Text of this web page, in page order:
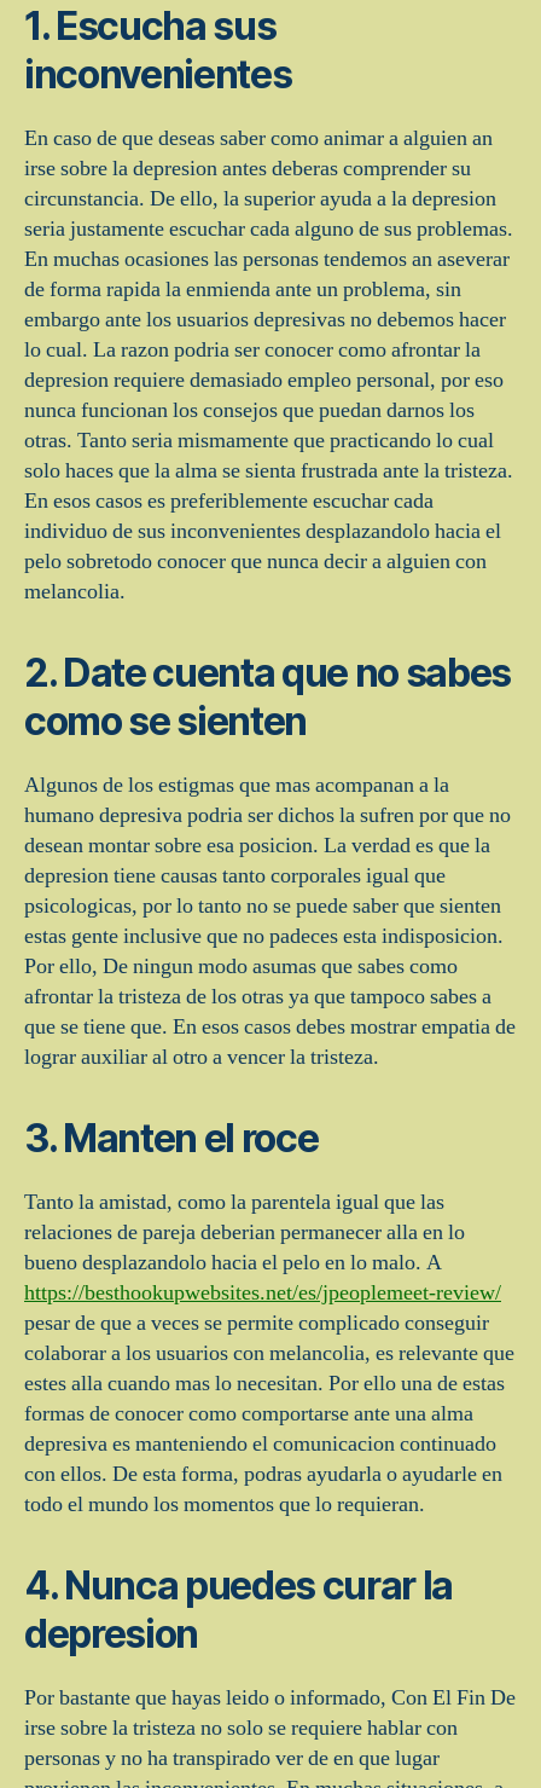
1. Escucha sus
inconvenientes
En caso de que deseas saber como animar a alguien an
irse sobre la depresion antes deberas comprender su
circunstancia. De ello, la superior ayuda a la depresion
seri­a justamente escuchar cada alguno de sus problemas.
En muchas ocasiones las personas tendemos an aseverar
de forma rapida la enmienda ante un problema, sin
embargo ante los usuarios depresivas no debemos hacer
lo cual. La razon podri­a ser conocer como afrontar la
depresion requiere demasiado empleo personal, por eso
nunca funcionan los consejos que puedan darnos los
otras. Tanto seri­a mismamente que practicando lo cual
solo haces que la alma se sienta frustrada ante la tristeza.
En esos casos es preferiblemente escuchar cada
individuo de sus inconvenientes desplazandolo hacia el
pelo sobretodo conocer que nunca decir a alguien con
melancolia.
2. Date cuenta que no sabes
como se sienten
Algunos de los estigmas que mas acompanan a la
humano depresiva podri­a ser dichos la sufren por que no
desean montar sobre esa posicion. La verdad es que la
depresion tiene causas tanto corporales igual que
psicologicas, por lo tanto no se puede saber que sienten
estas gente inclusive que no padeces esta indisposicion.
Por ello, De ningun modo asumas que sabes como
afrontar la tristeza de los otras ya que tampoco sabes a
que se tiene que. En esos casos debes mostrar empatia de
lograr auxiliar al otro a vencer la tristeza.
3. Manten el roce
Tanto la amistad, como la parentela igual que las
relaciones de pareja deberi­an permanecer alla en lo
bueno desplazandolo hacia el pelo en lo malo. A
https://besthookupwebsites.net/es/jpeoplemeet-review/
pesar de que a veces se permite complicado conseguir
colaborar a los usuarios con melancolia, es relevante que
estes alla cuando mas lo necesitan. Por ello una de estas
formas de conocer como comportarse ante una alma
depresiva es manteniendo el comunicacion continuado
con ellos. De esta forma, podras ayudarla o ayudarle en
todo el mundo los momentos que lo requieran.
4. Nunca puedes curar la
depresion
Por bastante que hayas leido o informado, Con El Fin De
irse sobre la tristeza no solo se requiere hablar con
personas y no ha transpirado ver de en que lugar